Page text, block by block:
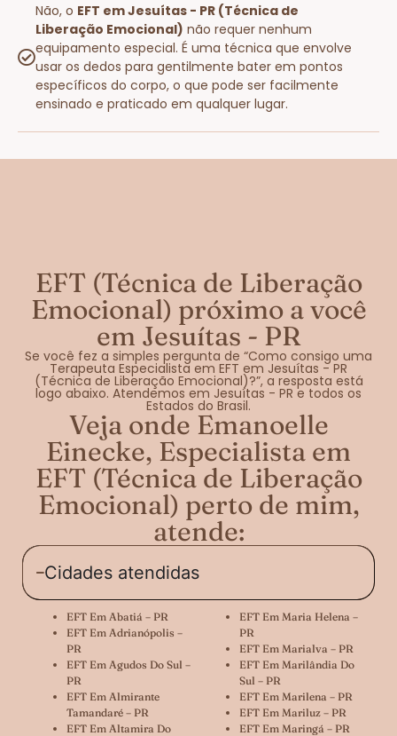
Não, o EFT em Jesuítas - PR (Técnica de
Liberação Emocional) não requer nenhum
equipamento especial. É uma técnica que envolve
usar os dedos para gentilmente bater em pontos
específicos do corpo, o que pode ser facilmente
ensinado e praticado em qualquer lugar.
EFT (Técnica de Liberação
Emocional) próximo a você
em Jesuítas - PR
Se você fez a simples pergunta de “Como consigo uma
Terapeuta Especialista em EFT em Jesuítas - PR
(Técnica de Liberação Emocional)?”, a resposta está
logo abaixo. Atendemos em Jesuítas - PR e todos os
Estados do Brasil.
Veja onde Emanoelle
Einecke, Especialista em
EFT (Técnica de Liberação
Emocional) perto de mim,
atende:
Cidades atendidas
EFT Em Abatiá – PR
EFT Em Adrianópolis –
PR
EFT Em Agudos Do Sul –
PR
EFT Em Almirante
Tamandaré – PR
EFT Em Altamira Do
EFT Em Maria Helena –
PR
EFT Em Marialva – PR
EFT Em Marilândia Do
Sul – PR
EFT Em Marilena – PR
EFT Em Mariluz – PR
EFT Em Maringá – PR